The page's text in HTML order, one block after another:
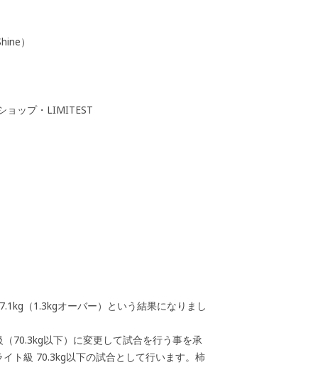
）
ョップ・LIMITEST
（1.3kgオーバー）という結果になりまし
70.3kg以下）に変更して試合を行う事を承
ト級 70.3kg以下の試合として行います。柿